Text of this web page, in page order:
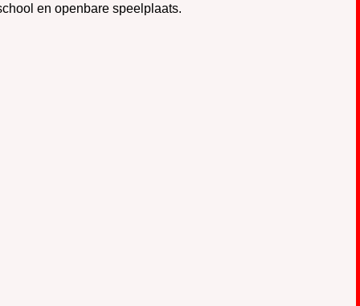
en openbare speelplaats.